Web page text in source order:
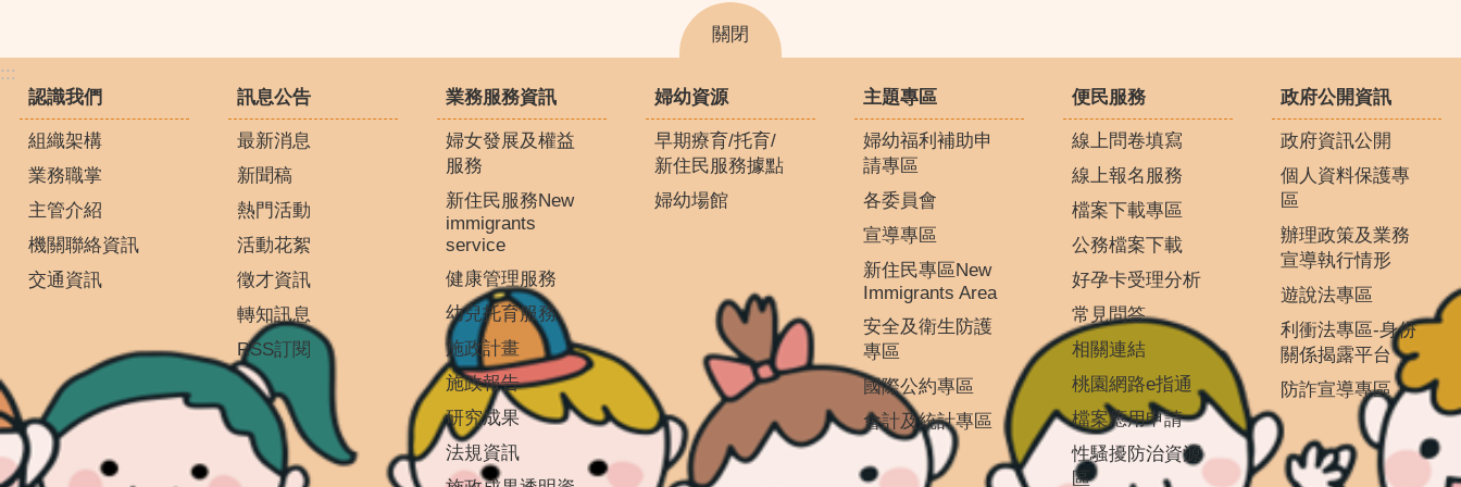
關閉
:::
認識我們
組織架構
業務職掌
主管介紹
機關聯絡資訊
交通資訊
訊息公告
最新消息
新聞稿
熱門活動
活動花絮
徵才資訊
轉知訊息
RSS訂閱
業務服務資訊
婦女發展及權益
服務
新住民服務New
immigrants
service
健康管理服務
幼兒托育服務
施政計畫
施政報告
研究成果
法規資訊
婦幼資源
早期療育/托育/
新住民服務據點
婦幼場館
主題專區
婦幼福利補助申
請專區
各委員會
宣導專區
新住民專區New
Immigrants Area
安全及衛生防護
專區
國際公約專區
會計及統計專區
便民服務
線上問卷填寫
線上報名服務
檔案下載專區
公務檔案下載
好孕卡受理分析
常見問答
相關連結
桃園網路e指通
檔案應用申請
性騷擾防治資源
區
政府公開資訊
政府資訊公開
個人資料保護專
區
辦理政策及業務
宣導執行情形
遊說法專區
利衝法專區-身份
關係揭露平台
防詐宣導專區